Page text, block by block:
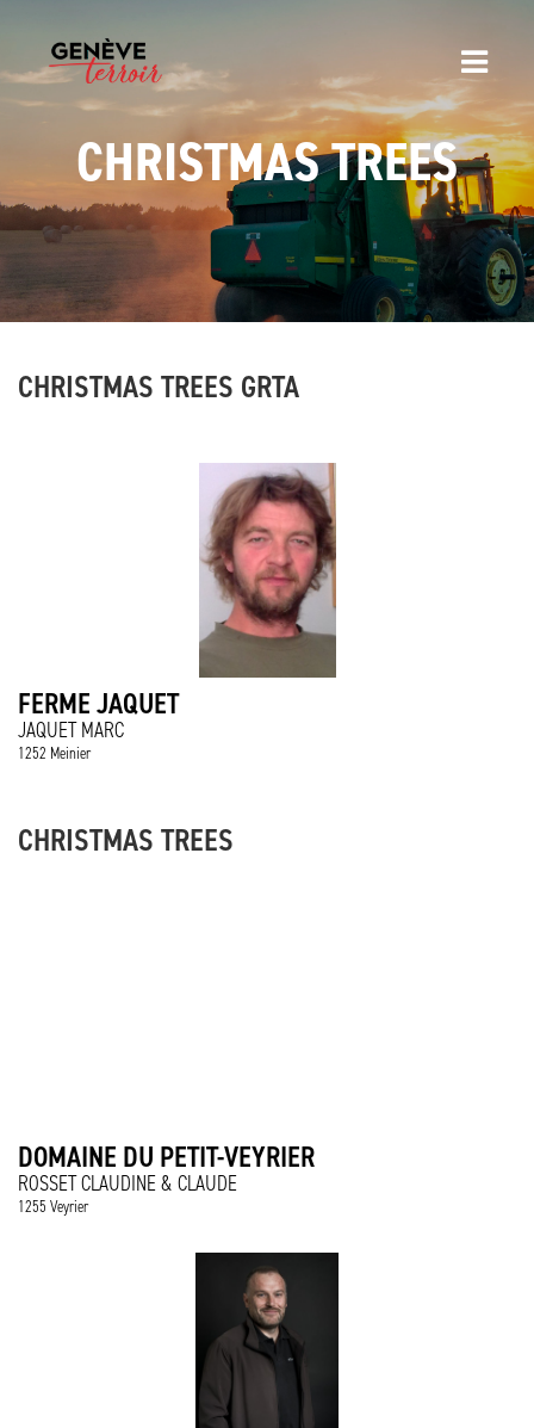
CHRISTMAS TREES
CHRISTMAS TREES GRTA
FERME JAQUET
JAQUET MARC
1252 Meinier
CHRISTMAS TREES
DOMAINE DU PETIT-VEYRIER
ROSSET CLAUDINE & CLAUDE
1255 Veyrier